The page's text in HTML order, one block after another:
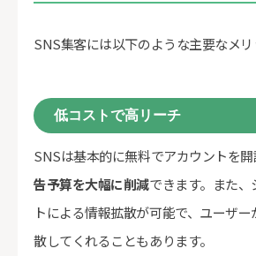
SNS集客には以下のような主要なメリ
低コストで高リーチ
SNSは基本的に無料でアカウントを開
告予算を大幅に削減できます。また
トによる情報拡散が可能で、ユーザ
散してくれることもあります。